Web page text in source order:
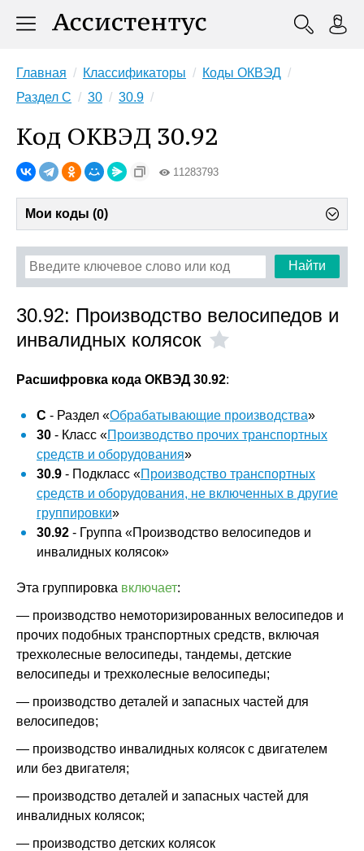
Главная Классификаторы
Коды ОКВЭД
Раздел C
30 30.9
Код ОКВЭД 30.92
11283793
Мои коды (0)
Найти
30.92: Производство велосипедов и
инвалидных колясок
Расшифровка кода ОКВЭД 30.92:
C - Раздел «Обрабатывающие производства»
30 - Класс «Производство прочих транспортных
средств и оборудования»
30.9 - Подкласс «Производство транспортных
средств и оборудования, не включенных в другие
группировки»
30.92 - Группа «Производство велосипедов и
инвалидных колясок»
Эта группировка включает:
— производство немоторизированных велосипедов и
прочих подобных транспортных средств, включая
трехколесные велосипеды, тандемы, детские
велосипеды и трехколесные велосипеды;
— производство деталей и запасных частей для
велосипедов;
— производство инвалидных колясок с двигателем
или без двигателя;
— производство деталей и запасных частей для
инвалидных колясок;
— производство детских колясок